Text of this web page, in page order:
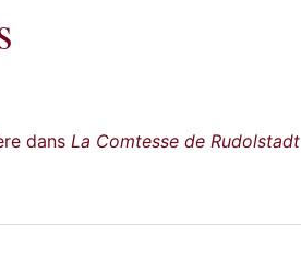
dans La Comtesse de Rudolstadt